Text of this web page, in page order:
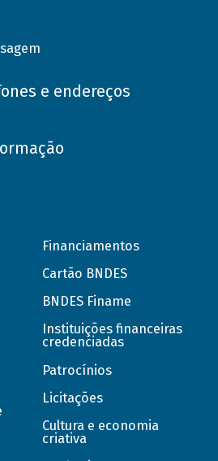
e endereços
Financiamentos
Cartão BNDES
BNDES Finame
Instituições financeiras
credenciadas
Patrocínios
Licitações
Cultura e economia
criativa